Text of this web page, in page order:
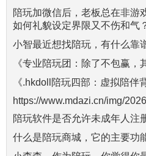
陪玩加微信后，老板总在非游
如何礼貌设定界限又不伤和气
小智最近想找陪玩，有什么靠
《专业陪玩团：除了不包赢，
《.hkdoll陪玩四部：虚拟陪伴
https://www.mdazi.cn/img/
陪玩软件是否允许未成年人注
什么是陪玩商城，它的主要功